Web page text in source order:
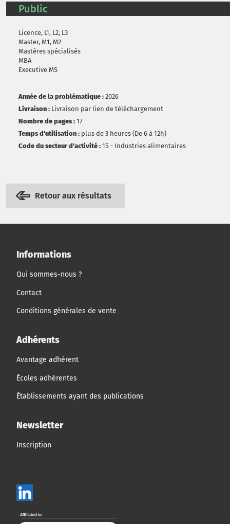
Public
Licence, L1, L2, L3
Master, M1, M2
Mastères spécialisés
MBA
Executive MS
Année de la problématique : 2026
Livraison : Livraison par lien de téléchargement
Nombre de pages : 17
Temps d'utilisation : plus de 3 heures (De 6 à 12h)
Code du secteur d'activité : 15 - Industries alimentaires
Retour aux résultats
Informations
Qui sommes-nous ?
Contact
Conditions générales de vente
Adhérents
Avantage adhérent
Écoles adhérentes
Établissements ayant des publications
Newsletter
Inscription